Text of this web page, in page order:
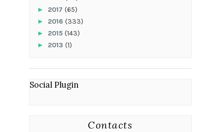
► 2017 (65)
► 2016 (333)
► 2015 (143)
► 2013 (1)
Social Plugin
Contacts